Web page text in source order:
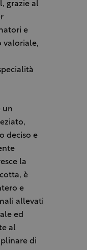
grazie al
e
valoriale,
un
deciso e
la
è
e
allevati
ed
al
di